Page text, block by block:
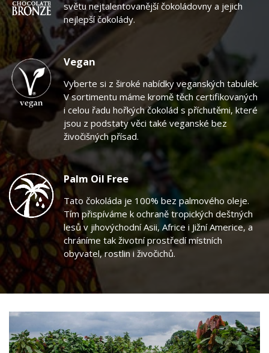
světu nejtalentovanější čokoládovny a jejich
nejlepší čokolády.
Vegan
Vyberte si z široké nabídky veganských tabulek.
V sortimentu máme kromě těch certifikovaných
i celou řadu hořkých čokolád s příchutěmi, které
jsou z podstaty věci také veganské bez
živočišných přísad.
Palm Oil Free
Tato čokoláda je 100% bez palmového oleje.
Tím přispíváme k ochraně tropických deštných
lesů v jihovýchodní Asii, Africe i Jižní Americe, a
chráníme tak životní prostředí místních
obyvatel, rostlin i živočichů.